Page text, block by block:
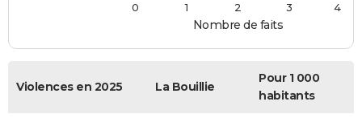
Nombre de faits
0
1 2 3 4
Violences en 2025 La Bouillie
Pour 1 000
habitants